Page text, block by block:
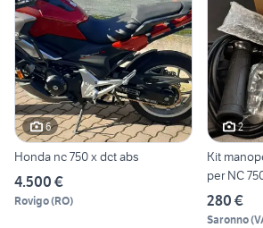
6
Honda nc 750 x dct abs
4.500 €
Rovigo(RO)
2
Kit
per NC
280 €
Saronno(